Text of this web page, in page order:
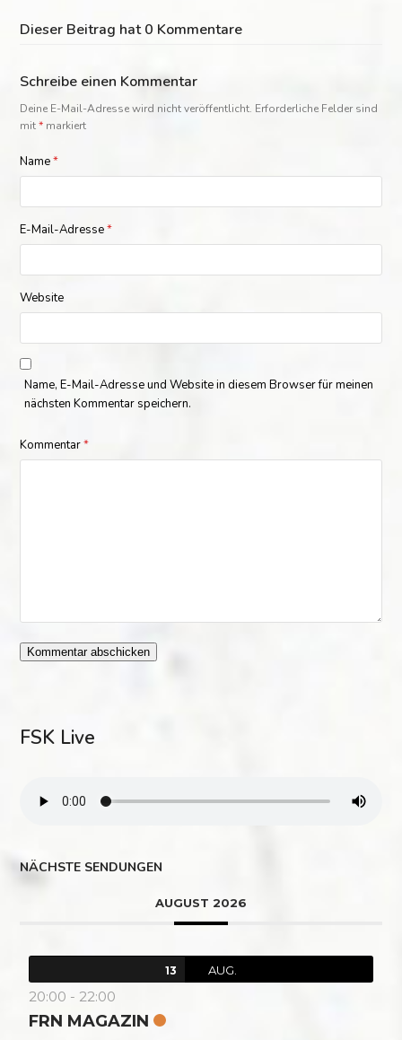
Dieser Beitrag hat 0 Kommentare
Schreibe einen Kommentar
Deine E-Mail-Adresse wird nicht veröffentlicht. Erforderliche Felder sind
mit* markiert
Name*
E-Mail-Adresse*
Website
Name, E-Mail-Adresse und Website in diesem Browser für meinen
nächsten Kommentar speichern.
Kommentar*
FSK Live
NÄCHSTE SENDUNGEN
AUGUST 2026
13 AUG.
20:00 - 22:00
FRN MAGAZIN